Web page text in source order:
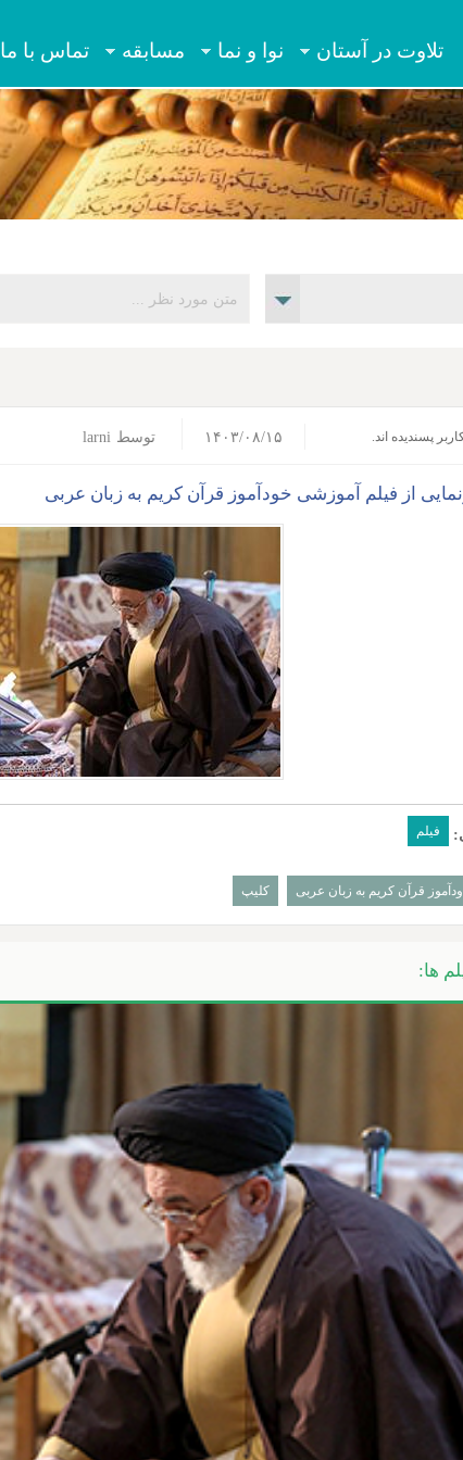
تلاوت در آستان نوا و نما مسابقه تماس با ما
۱۴۰۳/۰۸/۱۵ توسط larni
از فیلم آموزشی خودآموز قرآن کریم به زبان عربی
فیلم
ودآموز قرآن کریم به زبان عربی کلیپ
ها: